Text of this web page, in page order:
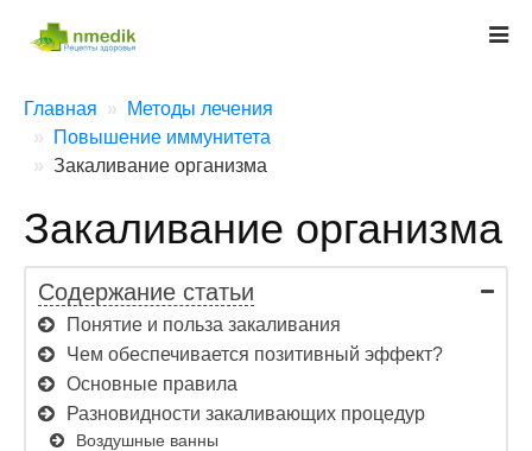
Главная
Методы лечения
Повышение иммунитета
Закаливание организма
Закаливание организма
Содержание статьи
Понятие и польза закаливания
Чем обеспечивается позитивный эффект?
Основные правила
Разновидности закаливающих процедур
Воздушные ванны